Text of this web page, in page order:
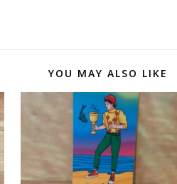
YOU MAY ALSO LIKE